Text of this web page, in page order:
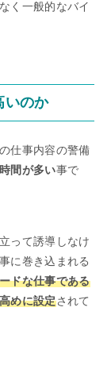
く一般的なバイ
いのか
仕事内容の警備
間が多い事で
って誘導しなけ
に巻き込まれる
ドな仕事である
めに設定されて